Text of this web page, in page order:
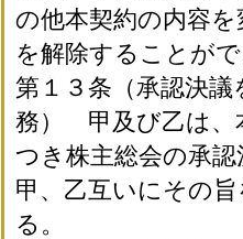
の他本契約の内容
を解除することがで
第１３条（承認決
務） 甲及び乙は、
つき株主総会の承認
甲、乙互いにその
る。